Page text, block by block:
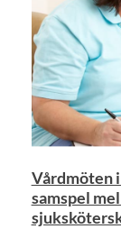
Vårdmöten
samspel